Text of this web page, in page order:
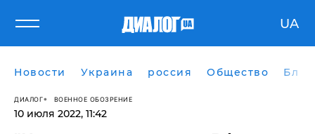
UA
Новости Украина россия Общество
ДИАЛОГ ВОЕННОЕ ОБОЗРЕНИЕ
10 июля 2022, 11:42